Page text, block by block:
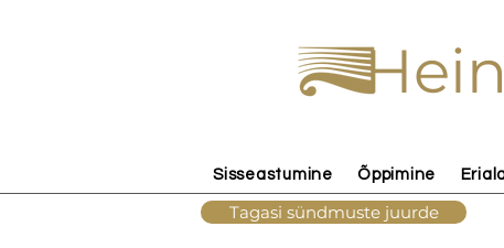
Sisseastumine Õppimine
Tagasi sündmuste juurde